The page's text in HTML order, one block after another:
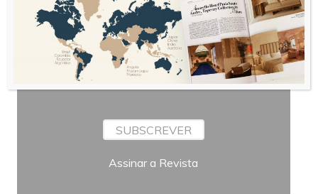
Periodicidade
SUBSCREVER
Assinar a Revista